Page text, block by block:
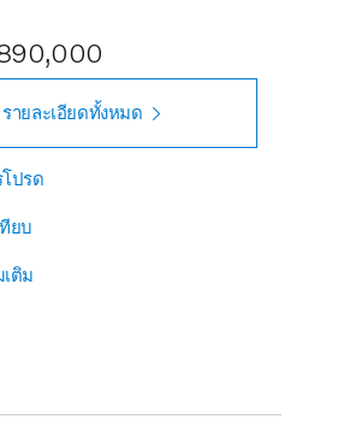
รายละเอียดทั้งหมด
โปรด
ยบ
เติม